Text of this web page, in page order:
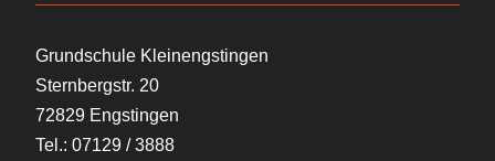
Grundschule Kleinengstingen
Sternbergstr. 20
72829 Engstingen
Tel.: 07129 / 3888